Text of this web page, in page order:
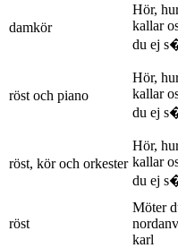
damkör
Hör,
kallar
du ej
röst och piano
Hör,
kallar
du ej
röst, kör och orkester
Hör,
kallar
du ej
röst
Möter
karl